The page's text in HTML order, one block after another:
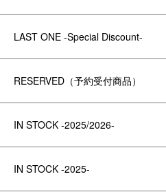
LAST ONE -Special Discount-
RESERVED（予約受付商品）
IN STOCK -2025/2026-
IN STOCK -2025-